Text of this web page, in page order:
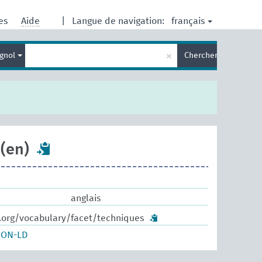
Langue de navigation: français
Aide
terme
× Chercher
(en)
anglais
vocabulary/facet/techniques
LD